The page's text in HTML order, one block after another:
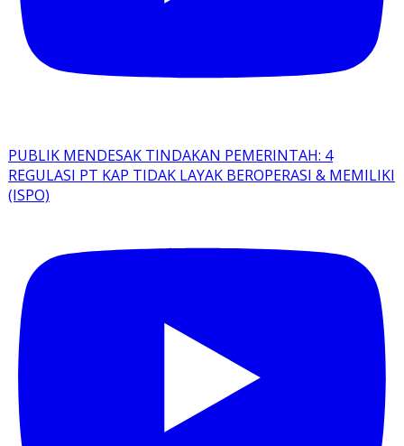
PUBLIK MENDESAK TINDAKAN PEMERINTAH: 4
REGULASI PT KAP TIDAK LAYAK BEROPERASI & MEMILIKI
(ISPO)